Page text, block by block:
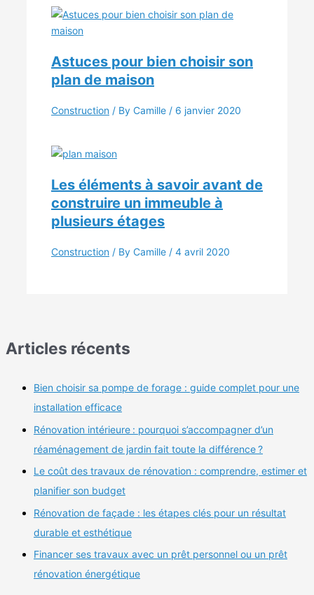
Astuces pour bien choisir son
plan de maison
Construction / By Camille / 6 janvier 2020
Les éléments à savoir avant de
construire un immeuble à
plusieurs étages
Construction / By Camille / 4 avril 2020
Articles récents
Bien choisir sa pompe de forage : guide complet pour une
installation efficace
Rénovation intérieure : pourquoi s’accompagner d’un
réaménagement de jardin fait toute la différence ?
Le coût des travaux de rénovation : comprendre, estimer et
planifier son budget
Rénovation de façade : les étapes clés pour un résultat
durable et esthétique
Financer ses travaux avec un prêt personnel ou un prêt
rénovation énergétique